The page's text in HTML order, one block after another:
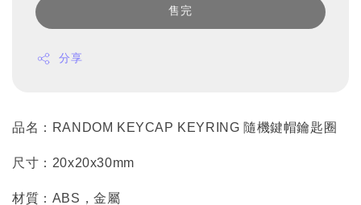
售完
分享
品名：RANDOM KEYCAP KEYRING 隨機鍵帽鑰匙圈
尺寸：20x20x30mm
材質：ABS，金屬